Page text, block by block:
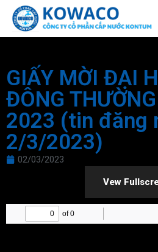
GIẤY MỜI ĐẠI
ĐÔNG
2023 (tin đăng
2/3/2023)
02/03/2023
Vew